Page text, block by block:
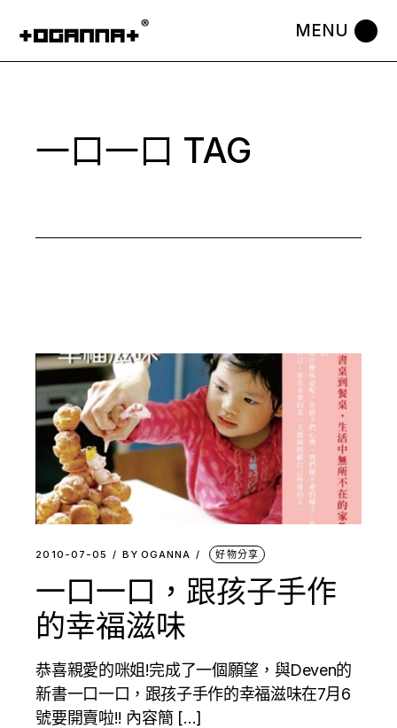
the
一口一口 TAG
2010-07-05 BY OGANNA 好物分享
一口一口，跟孩子手作
的幸福滋味
恭喜親愛的咪姐!完成了一個願望，與Deven的
新書一口一口，跟孩子手作的幸福滋味在7月6
號要開賣啦!! 內容簡 […]